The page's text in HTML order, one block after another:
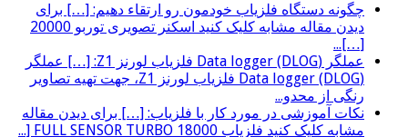
چگونه دستگاه فلزیاب خودمون رو ارتقاء دهیم: […] برای
دیدن مقاله مشابه کلیک کنید اسکنر تصویری توربو 20000
[…]...
عملگر (Data logger (DLOG فلزیاب لورنز Z1: […] عملگر
(Data logger (DLOG فلزیاب لورنز Z1، جهت تهیه تصاویر
رنگی از محدو...
نکات آموزشی در مورد کار با فلزیاب: […] برای دیدن مقاله
مشابه کلیک کنید فلزیاب FULL SENSOR TURBO 18000 [...